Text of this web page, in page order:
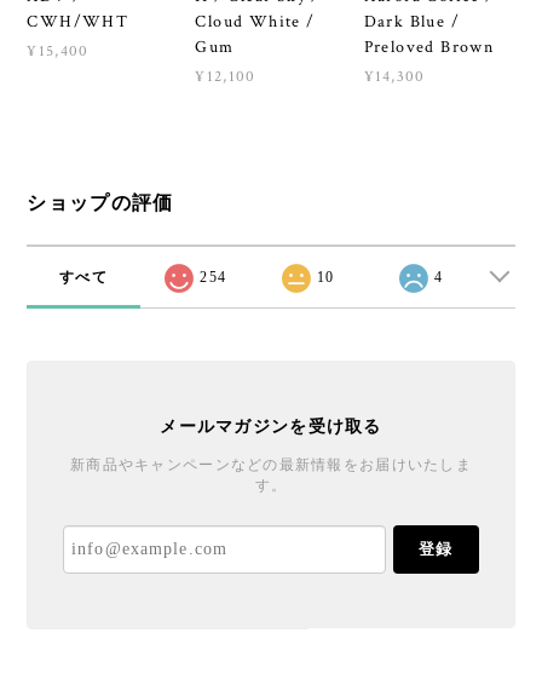
CWH/WHT
¥15,400
Cloud White /
Gum
¥12,100
Dark Blue /
Preloved Brown
¥14,300
ショップの評価
すべて 254 10 4
メールマガジンを受け取る
新商品やキャンペーンなどの最新情報をお届けいたしま
す。
登録